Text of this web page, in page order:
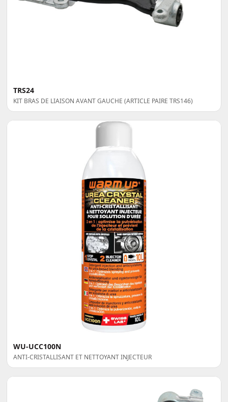
TRS24
KIT BRAS DE LIAISON AVANT GAUCHE (ARTICLE PAIRE TRS146)
WU-UCC100N
ANTI-CRISTALLISANT ET NETTOYANT INJECTEUR